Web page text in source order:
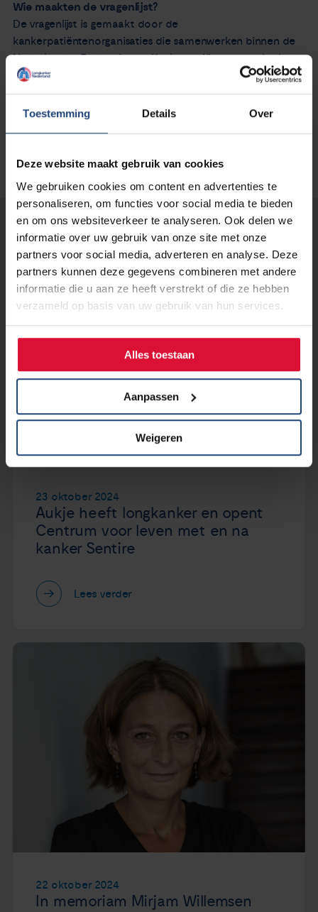
Toestemming Details Over
Deze website maakt gebruik van cookies
We gebruiken cookies om content en advertenties te
personaliseren, om functies voor social media te bieden
en om ons websiteverkeer te analyseren. Ook delen we
informatie over uw gebruik van onze site met onze
partners voor social media, adverteren en analyse. Deze
partners kunnen deze gegevens combineren met andere
informatie die u aan ze heeft verstrekt of die ze hebben
verzameld op basis van uw gebruik van hun services.
Alles toestaan
Aanpassen
Weigeren
Wie maakten de vragenlijst?
De vragenlijst is gemaakt door de
kankerpatiëntenorganisaties die samenwerken binnen de
Nederlandse Federatie van Kankerpatiëntenorganisaties
(NFK). Longkanker Nederland is hier ook bij aangesloten.
Lees verder...
23 oktober 2024
Aukje heeft longkanker en opent
Centrum voor leven met en na
kanker Sentire
Lees verder
22 oktober 2024
In memoriam Mirjam Willemsen